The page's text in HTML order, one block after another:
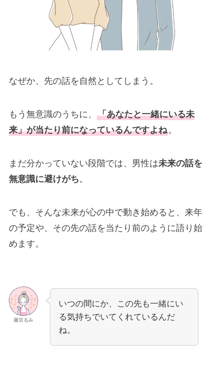
なぜか、先の話を自然としてしまう。
もう無意識のうちに、 「あなたと一緒にいる未
来」が当たり前になっているんですよね。
まだ分かっていない段階では、男性は未来の話を
無意識に避けがち。
でも、そんな未来が心の中で動き始めると、来年
の予定や、その先の話を当たり前のように語り始
めます。
藤宮るみ
いつの間にか、この先も一緒にい
る気持ちでいてくれているんだ
ね。